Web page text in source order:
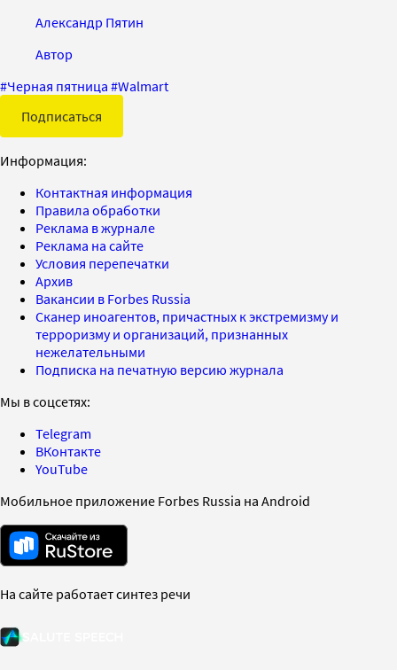
Александр Пятин
Автор
#Черная пятница #Walmart
Подписаться
Информация:
Контактная информация
Правила обработки
Реклама в журнале
Реклама на сайте
Условия перепечатки
Архив
Вакансии в Forbes Russia
Сканер иноагентов, причастных к экстремизму и
терроризму и организаций, признанных
нежелательными
Подписка на печатную версию журнала
Мы в соцсетях:
Telegram
ВКонтакте
YouTube
Мобильное приложение Forbes Russia на Android
На сайте работает синтез речи